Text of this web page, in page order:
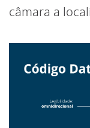
câmara a